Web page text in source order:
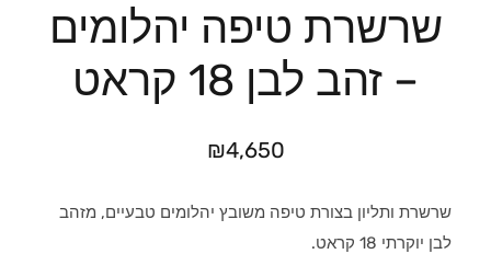
שרשרת טיפה יהלומים
– זהב לבן 18 קראט
₪4,650
שרשרת ותליון בצורת טיפה משובץ יהלומים טבעיים, מזהב
לבן יוקרתי 18 קראט.